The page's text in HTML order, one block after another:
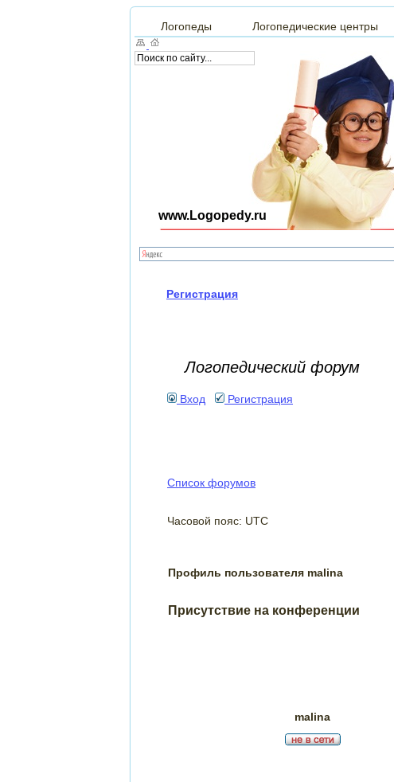
Логопеды Логопедические центры
www.Logopedy.ru
Регистрация
Логопедический форум
Вход Регистрация
Список форумов
Часовой пояс: UTC
Профиль пользователя malina
Присутствие на конференции
malina